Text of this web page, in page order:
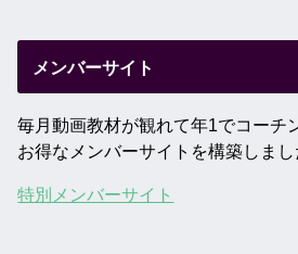
メンバーサイト
毎月動画教材が観れて年1でコーチ
お得なメンバーサイトを構築しまし
特別メンバーサイト